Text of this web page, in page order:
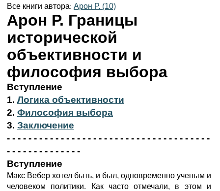
Все книги автора: Арон Р. (10)
Арон Р. Границы
исторической
объективности и
философия выбора
Вступление
1. Логика объективности
2. Философия выбора
3. Заключение
- - - - - - - - - - - - - - - - - - - - - - - - - - - - - - - - - - - - - -
- - - - - - - - - - - - - -
Вступление
Макс Вебер хотел быть, и был, одновременно ученым и
человеком политики. Как часто отмечали, в этом и